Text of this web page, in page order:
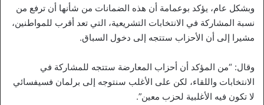
وبشكل عام، يؤكد بوعمامة أن هذه الضمانات من شأنها أن ترفع من
نسبة المشاركة في الانتخابات التشريعية، التي تعد أقرب للمواطنين،
مشيرا إلى أن الأحزاب ستتجه إلى دخول السباق.
وقال: “من المؤكد أن أحزاب المعارضة ستتجه للمشاركة في
الانتخابات واللقاء، لكن على الأغلب سنتوجه إلى برلمان فسيفسائي
لا تكون فيه الأغلبية لحزب معين”.